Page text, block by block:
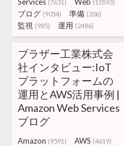
(7631) (10593)
ブログ (9054) 準備 (206)
監視 (985) 運用 (2486)
ブラザー工業株式会
社インタビュー:IoT
プラットフォームの
運用とAWS活用事例 |
Amazon Web Services
ブログ
Amazon (9591) AWS (4619)